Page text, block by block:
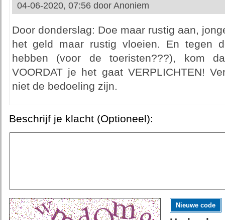
04-06-2020, 07:56 door Anoniem
Door donderslag: Doe maar rustig aan,
het geld maar rustig vloeien. En tegen
hebben (voor de toeristen???), kom
VOORDAT je het gaat VERPLICHTEN!
niet de bedoeling zijn.
Beschrijf je klacht (Optioneel):
Nieuwe code